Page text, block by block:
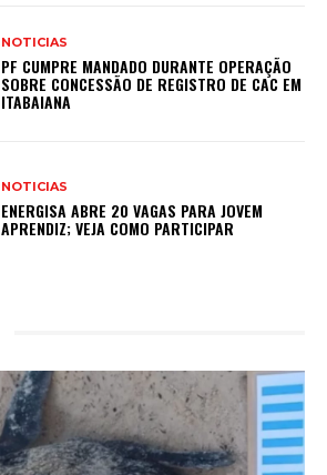
NOTICIAS
PF CUMPRE MANDADO DURANTE OPERAÇÃO
SOBRE CONCESSÃO DE REGISTRO DE CAC EM
ITABAIANA
NOTICIAS
ENERGISA ABRE 20 VAGAS PARA JOVEM
APRENDIZ; VEJA COMO PARTICIPAR